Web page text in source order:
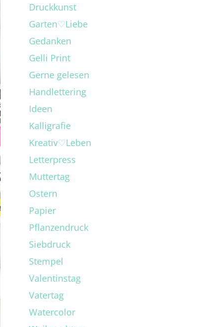
Druckkunst
Garten♡Liebe
Gedanken
Gelli Print
Gerne gelesen
Handlettering
Ideen
Kalligrafie
Kreativ♡Leben
Letterpress
Muttertag
Ostern
Papier
Pflanzendruck
Siebdruck
Stempel
Valentinstag
Vatertag
Watercolor